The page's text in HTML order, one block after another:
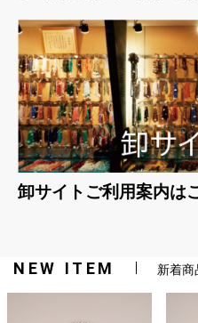
卸サイトご利用案内は
NEW ITEM 新着商